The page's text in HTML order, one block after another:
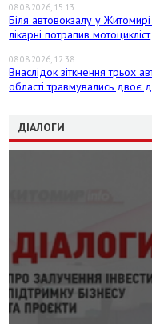
08.08.2026, 15:13
Біля автовокзалу у
лікарні потрапив мотоцикліст
08.08.2026, 12:38
Внаслідок зіткнення трьох
області травмувались двоє
ДІАЛОГИ